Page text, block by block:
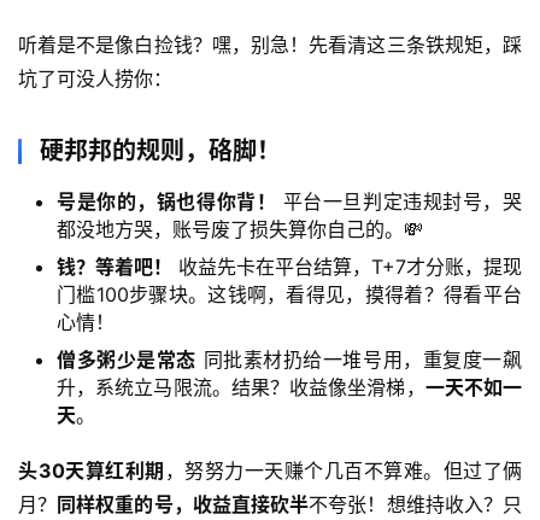
页
听着是不是像白捡钱？嘿，别急！先看清这三条铁规矩，踩
坑了可没人捞你：
硬邦邦的规则，硌脚！
号是你的，锅也得你背！
平台一旦判定违规封号，哭
都没地方哭，账号废了损失算你自己的。💸
钱？等着吧！
收益先卡在平台结算，T+7才分账，提现
门槛100步骤块。这钱啊，看得见，摸得着？得看平台
心情！
僧多粥少是常态 同批素材扔给一堆号用，重复度一飙
升，系统立马限流。结果？收益像坐滑梯， 一天不如一
天。
头30天算红利期 ，努努力一天赚个几百不算难。但过了俩
月？ 同样权重的号，收益直接砍半不夸张！想维持收入？只